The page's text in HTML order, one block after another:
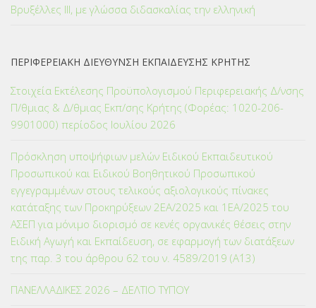
Βρυξέλλες ΙΙΙ, με γλώσσα διδασκαλίας την ελληνική
ΠΕΡΙΦΕΡΕΙΑΚΗ ΔΙΕΥΘΥΝΣΗ ΕΚΠΑΙΔΕΥΣΗΣ ΚΡΗΤΗΣ
Στοιχεία Εκτέλεσης Προϋπολογισμού Περιφερειακής Δ/νσης
Π/θμιας & Δ/θμιας Εκπ/σης Κρήτης (Φορέας: 1020-206-
9901000) περίοδος Ιουλίου 2026
Πρόσκληση υποψήφιων μελών Ειδικού Εκπαιδευτικού
Προσωπικού και Ειδικού Βοηθητικού Προσωπικού
εγγεγραμμένων στους τελικούς αξιολογικούς πίνακες
κατάταξης των Προκηρύξεων 2ΕΑ/2025 και 1ΕΑ/2025 του
ΑΣΕΠ για μόνιμο διορισμό σε κενές οργανικές θέσεις στην
Ειδική Αγωγή και Εκπαίδευση, σε εφαρμογή των διατάξεων
της παρ. 3 του άρθρου 62 του ν. 4589/2019 (Α΄13)
ΠΑΝΕΛΛΑΔΙΚΕΣ 2026 – ΔΕΛΤΙΟ ΤΥΠΟΥ